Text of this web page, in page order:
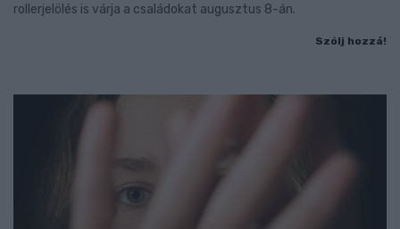
rollerjelölés is várja a családokat augusztus 8-án.
Szólj hozzá!